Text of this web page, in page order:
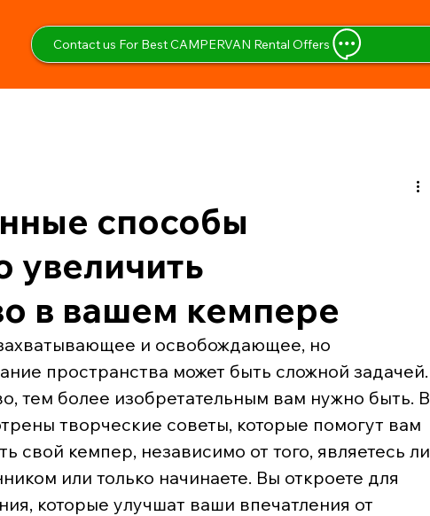
Contact us For Best CAMPERVAN Rental Offers
способы
увеличить
в вашем кемпере
и освобождающее, но
пространства может быть сложной задачей.
тем более изобретательным вам нужно быть. В
творческие советы, которые помогут вам
свой кемпер, независимо от того, являетесь ли
или только начинаете. Вы откроете для
которые улучшат ваши впечатления от